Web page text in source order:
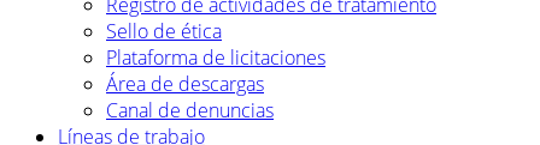
Sello de ética
Plataforma de licitaciones
Área de descargas
Canal de denuncias
Líneas de trabajo